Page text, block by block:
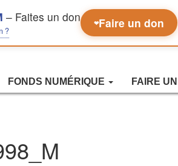
– Faites un don
?
❤Faire un don
FONDS NUMÉRIQUE FAIRE